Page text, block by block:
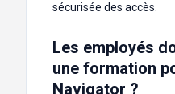
sécurisée des accès.
Les employés
une formation
Navigator ?